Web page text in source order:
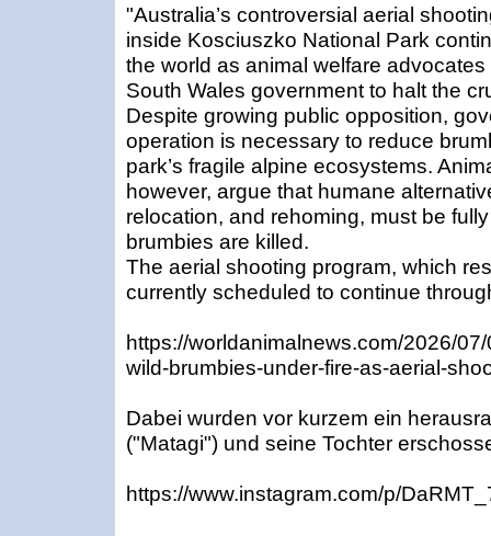
"Australia’s controversial aerial
inside Kosciuszko National Park
the world as animal welfare
South Wales government to halt the
Despite growing public opposition,
operation is necessary to reduce
park’s fragile alpine ecosystems.
however, argue that humane
relocation, and rehoming, must be
brumbies are killed.
The aerial shooting program, which
currently scheduled to continue
https://worldanimalnews.com/2026/
wild-brumbies-under-fire-as-aerial-
Dabei wurden vor kurzem ein
("Matagi") und seine Tochter
https://www.instagram.com/p/